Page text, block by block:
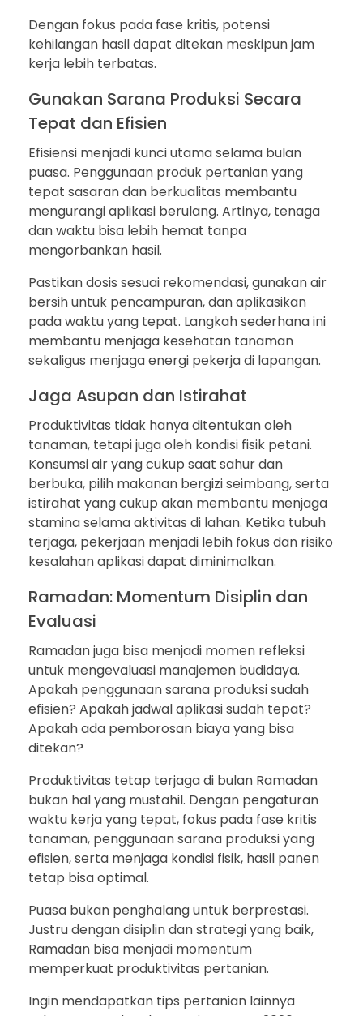
Dengan fokus pada fase kritis, potensi
kehilangan hasil dapat ditekan meskipun jam
kerja lebih terbatas.
Gunakan Sarana Produksi Secara
Tepat dan Efisien
Efisiensi menjadi kunci utama selama bulan
puasa. Penggunaan produk pertanian yang
tepat sasaran dan berkualitas membantu
mengurangi aplikasi berulang. Artinya, tenaga
dan waktu bisa lebih hemat tanpa
mengorbankan hasil.
Pastikan dosis sesuai rekomendasi, gunakan air
bersih untuk pencampuran, dan aplikasikan
pada waktu yang tepat. Langkah sederhana ini
membantu menjaga kesehatan tanaman
sekaligus menjaga energi pekerja di lapangan.
Jaga Asupan dan Istirahat
Produktivitas tidak hanya ditentukan oleh
tanaman, tetapi juga oleh kondisi fisik petani.
Konsumsi air yang cukup saat sahur dan
berbuka, pilih makanan bergizi seimbang, serta
istirahat yang cukup akan membantu menjaga
stamina selama aktivitas di lahan. Ketika tubuh
terjaga, pekerjaan menjadi lebih fokus dan risiko
kesalahan aplikasi dapat diminimalkan.
Ramadan: Momentum Disiplin dan
Evaluasi
Ramadan juga bisa menjadi momen refleksi
untuk mengevaluasi manajemen budidaya.
Apakah penggunaan sarana produksi sudah
efisien? Apakah jadwal aplikasi sudah tepat?
Apakah ada pemborosan biaya yang bisa
ditekan?
Produktivitas tetap terjaga di bulan Ramadan
bukan hal yang mustahil. Dengan pengaturan
waktu kerja yang tepat, fokus pada fase kritis
tanaman, penggunaan sarana produksi yang
efisien, serta menjaga kondisi fisik, hasil panen
tetap bisa optimal.
Puasa bukan penghalang untuk berprestasi.
Justru dengan disiplin dan strategi yang baik,
Ramadan bisa menjadi momentum
memperkuat produktivitas pertanian.
Ingin mendapatkan tips pertanian lainnya